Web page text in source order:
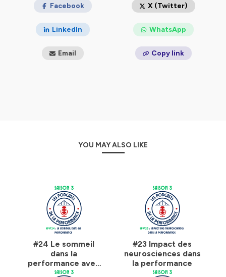
confidentialite
pour plus d'informations.
Facebook X (Twitter)
LinkedIn WhatsApp
Email Copy link
YOU MAY ALSO LIKE
#24 Le sommeil
dans la
performance avec
Charlotte Edelsten
#23 Impact des
neurosciences dans
la performance